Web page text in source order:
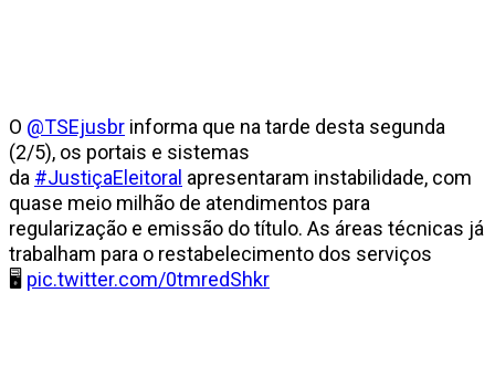
O @TSEjusbr informa que na tarde desta segunda
(2/5), os portais e sistemas
da #JustiçaEleitoral apresentaram instabilidade, com
quase meio milhão de atendimentos para
regularização e emissão do título. As áreas técnicas já
trabalham para o restabelecimento dos serviços
🖥️ pic.twitter.com/0tmredShkr